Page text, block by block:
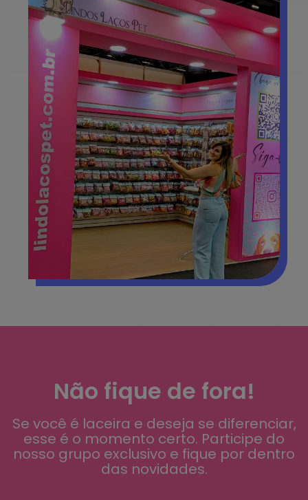
Não fique de fora!
Se você é laceira e deseja se diferenciar,
esse é o momento certo. Participe do
nosso grupo exclusivo e fique por dentro
das novidades.